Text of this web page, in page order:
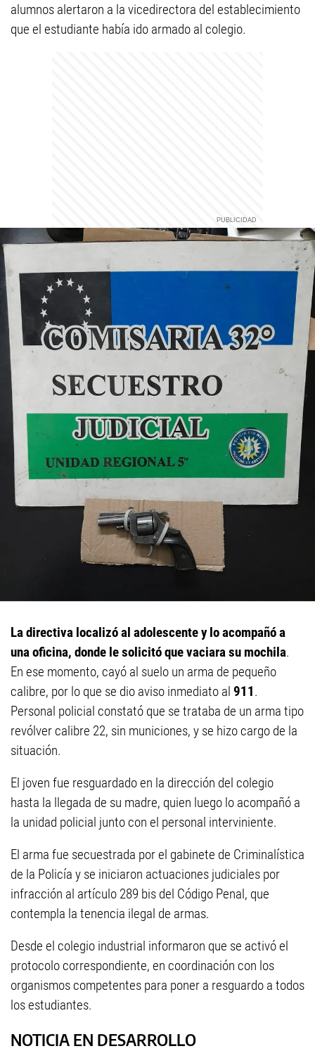
alumnos alertaron a la vicedirectora del establecimiento
que el estudiante había ido armado al colegio.
La directiva localizó al adolescente y lo acompañó a
una oficina, donde le solicitó que vaciara su mochila.
En ese momento, cayó al suelo un arma de pequeño
calibre, por lo que se dio aviso inmediato al 911.
Personal policial constató que se trataba de un arma tipo
revólver calibre 22, sin municiones, y se hizo cargo de la
situación.
El joven fue resguardado en la dirección del colegio
hasta la llegada de su madre, quien luego lo acompañó a
la unidad policial junto con el personal interviniente.
El arma fue secuestrada por el gabinete de Criminalística
de la Policía y se iniciaron actuaciones judiciales por
infracción al artículo 289 bis del Código Penal, que
contempla la tenencia ilegal de armas.
Desde el colegio industrial informaron que se activó el
protocolo correspondiente, en coordinación con los
organismos competentes para poner a resguardo a todos
los estudiantes.
NOTICIA EN DESARROLLO